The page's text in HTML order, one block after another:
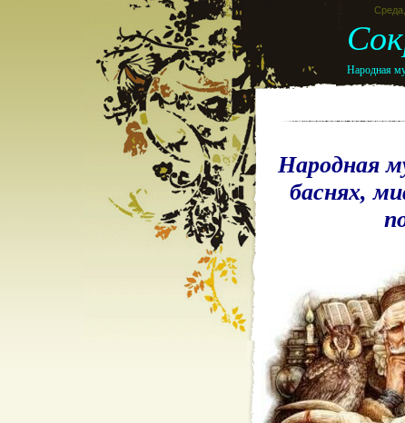
Народная
Народная
баснях,